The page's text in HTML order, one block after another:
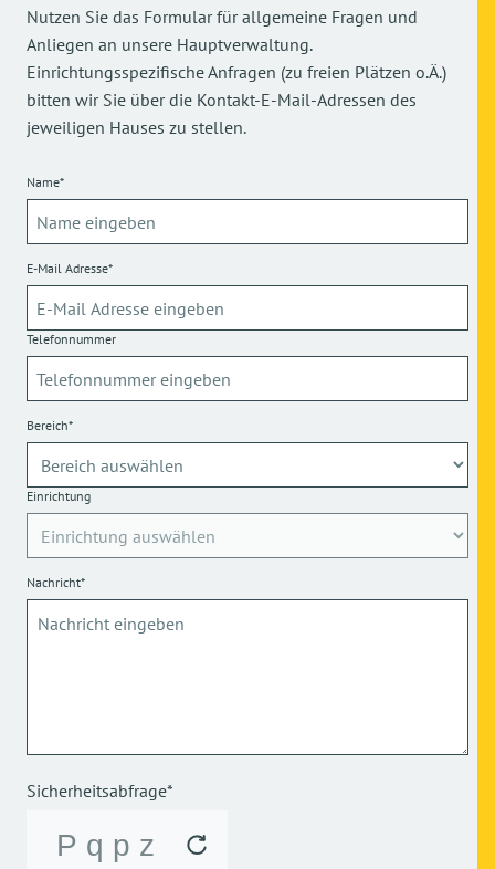
Nutzen Sie das Formular für allgemeine Fragen und
Anliegen an unsere Hauptverwaltung.
Einrichtungsspezifische Anfragen (zu freien Plätzen o.Ä.)
bitten wir Sie über die Kontakt-E-Mail-Adressen des
jeweiligen Hauses zu stellen.
Name*
E-Mail Adresse*
Telefonnummer
Bereich*
Einrichtung
Nachricht*
Sicherheitsabfrage*